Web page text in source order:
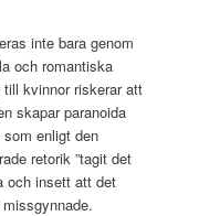
inte bara genom
och romantiska
kvinnor riskerar att
skapar paranoida
enligt den
retorik ”tagit det
och insett att det